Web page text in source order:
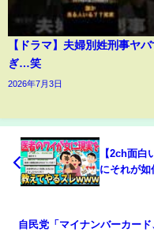
【ドラマ】夫婦別姓刑事ヤバ
ぎ…笑
2026年7月3日
【2ch面白
にそれが如
自民党「マイナンバーカー